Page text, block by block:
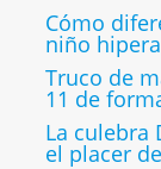
Cómo
niño
Truco de
11 de
La culebra
el placer